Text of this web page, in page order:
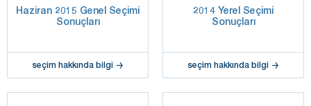
Haziran 2015 Genel Seçimi
Sonuçları
seçim hakkında bilgi
2014 Yerel Seçimi
Sonuçları
seçim hakkında bilgi